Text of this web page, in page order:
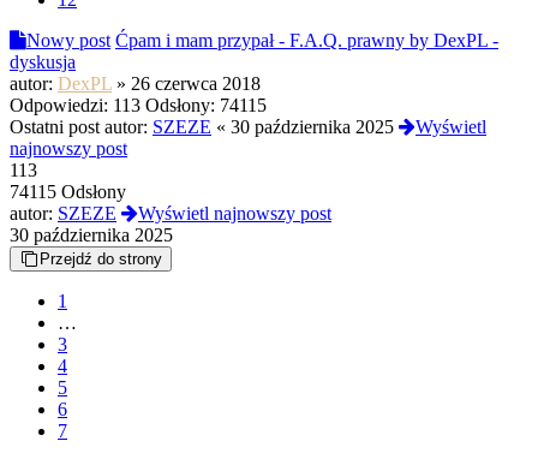
Nowy post Ćpam i mam przypał - F.A.Q. prawny by DexPL -
dyskusja
autor: DexPL » 26 czerwca 2018
Odpowiedzi: 113 Odsłony: 74115
Ostatni post autor: SZEZE « 30 października 2025
Wyświetl
najnowszy post
113
74115 Odsłony
autor: SZEZE
Wyświetl najnowszy post
30 października 2025
Przejdź do strony
1
…
3
4
5
6
7